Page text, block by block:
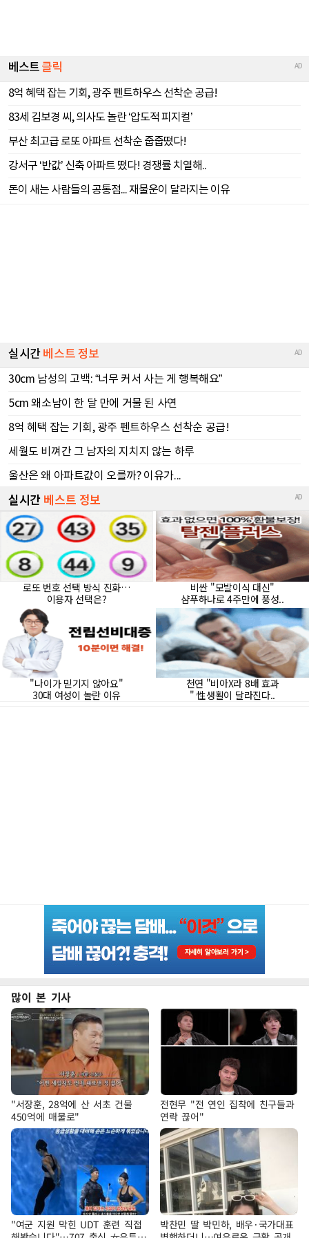
많이 본 기사
"서장훈, 28억에 산 서초 건물
450억에 매물로"
전현무 "전 연인 집착에 친구들과
연락 끊어"
"여군 지원 막힌 UDT 훈련 직접
박찬민 딸 박민하, 배우·국가대표